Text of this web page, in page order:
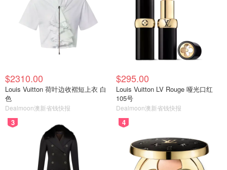
$2310.00
Louis Vuitton 荷叶边收褶短上衣 白
色
Dealmoon澳新省钱快报
$295.00
Louis Vuitton LV Rouge 哑光口红
105号
Dealmoon澳新省钱快报
3 4